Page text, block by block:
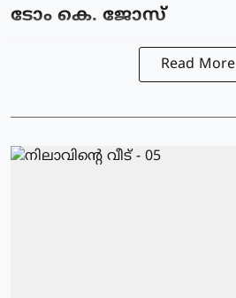
ടോം കെ. ജോസ്
Read More